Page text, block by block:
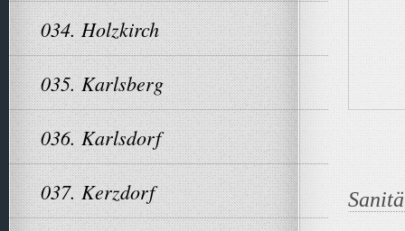
034. Holzkirch
035. Karlsberg
036. Karlsdorf
037. Kerzdorf